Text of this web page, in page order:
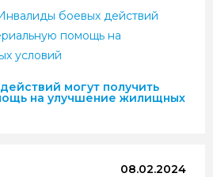
боевых действий
помощь на
условий
могут получить
на улучшение жилищных
08.02.2024